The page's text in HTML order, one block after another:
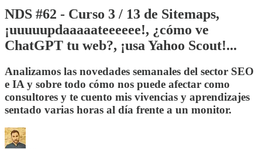
NDS #62 - Curso 3 / 13 de Sitemaps,
¡uuuuupdaaaaateeeeee!, ¿cómo ve
ChatGPT tu web?, ¡usa Yahoo Scout!...
Analizamos las novedades semanales del sector SEO
e IA y sobre todo cómo nos puede afectar como
consultores y te cuento mis vivencias y aprendizajes
sentado varias horas al día frente a un monitor.